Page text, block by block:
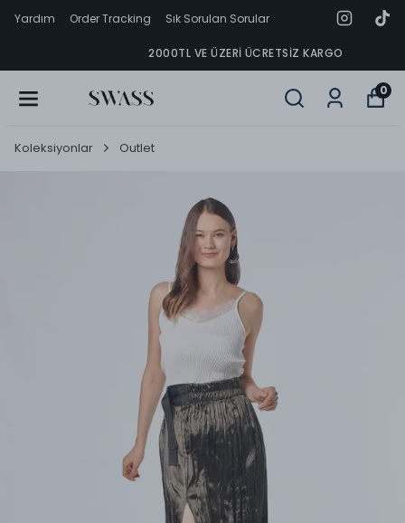
Yardım Order Tracking Sık Sorulan Sorular
2000TL VE ÜZERI ÜCRETSIZ KARGO
0
Koleksiyonlar Outlet